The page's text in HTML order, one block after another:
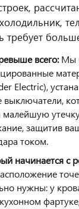
всего:Мы
Electric),
выключатели,
малейшую
защитив
током.
начинается с
нужны: у